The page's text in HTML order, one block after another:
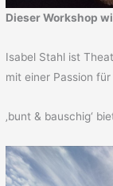
Dieser Workshop
Isabel Stahl ist
mit einer Passion
‚bunt & bauschig‘